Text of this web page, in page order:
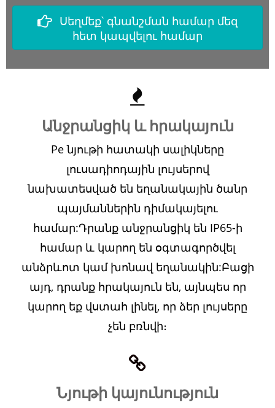
Սեղմեք՝ գնանշման համար մեզ
հետ կապվելու համար
Անջրանցիկ և հրակայուն
Pe նյութի հատակի սալիկները
լուսադիոդային լույսերով
նախատեսված են եղանակային ծանր
պայմաններին դիմակայելու
համար:Դրանք անջրանցիկ են IP65-ի
համար և կարող են օգտագործվել
անձրևոտ կամ խոնավ եղանակին:Բացի
այդ, դրանք հրակայուն են, այնպես որ
կարող եք վստահ լինել, որ ձեր լույսերը
չեն բռնվի։
Նյութի կայունություն